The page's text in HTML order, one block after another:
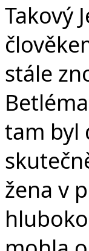
Takový
stále
tam byl
žena v